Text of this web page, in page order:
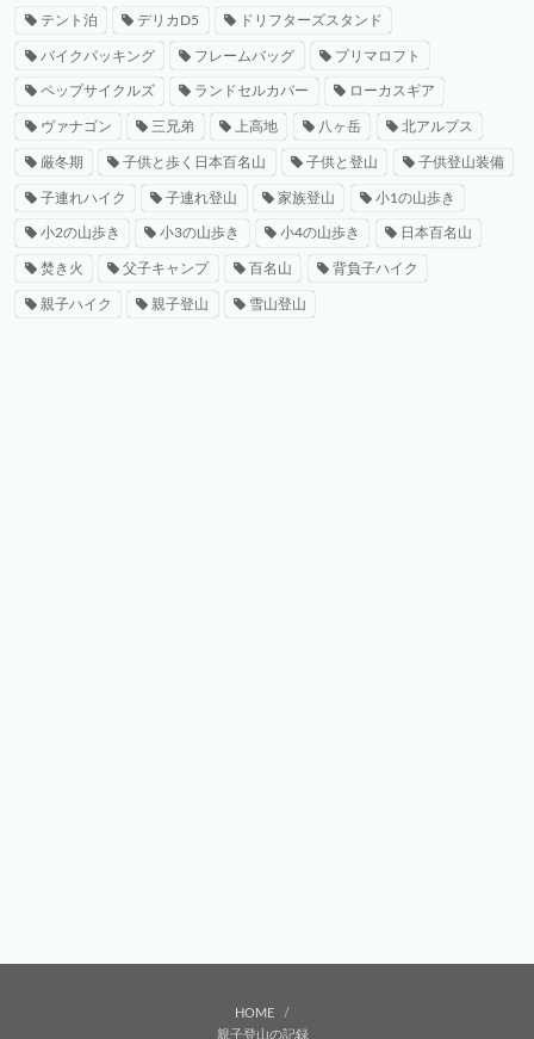
テント泊 デリカD5 ドリフターズスタンド
バイクパッキング フレームバッグ プリマロフト
ペップサイクルズ ランドセルカバー ローカスギア
ヴァナゴン 三兄弟 上高地 八ヶ岳 北アルプス
厳冬期 子供と歩く日本百名山 子供と登山 子供登山装備
子連れハイク 子連れ登山 家族登山 小1の山歩き
小2の山歩き 小3の山歩き 小4の山歩き 日本百名山
焚き火 父子キャンプ 百名山 背負子ハイク
親子ハイク 親子登山 雪山登山
HOME
親子登山の記録